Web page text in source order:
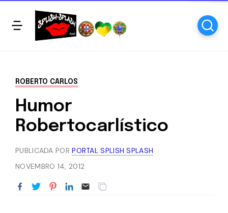
ROBERTO CARLOS
Humor
Robertocarlístico
PUBLICADA PORPORTAL SPLISH SPLASH
NOVEMBRO 14, 2012